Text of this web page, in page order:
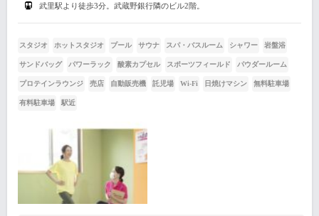
武里駅より徒歩3分。武蔵野銀行隣のビル2階。
スタジオ ホットスタジオ プール サウナ スパ・バスルーム シャワー 岩盤浴
サンドバッグ パワーラック 酸素カプセル スポーツフィールド パウダールーム
プロテインラウンジ 売店 自動販売機 託児場 Wi-Fi 日焼けマシン 無料駐車場
有料駐車場 駅近